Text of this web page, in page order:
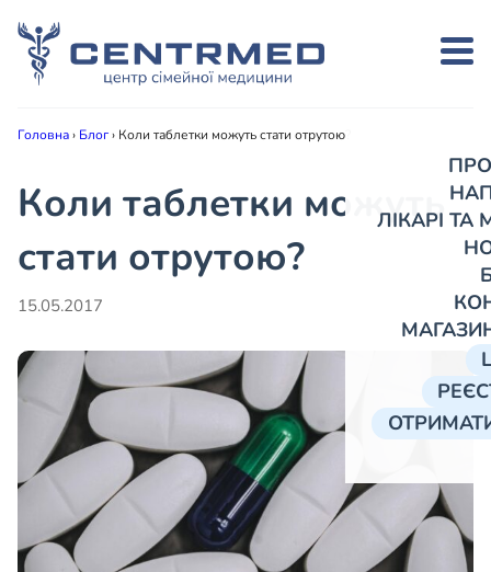
ЛІКАРІ
Головна› Блог› Коли таблетки можуть стати отрутою?
Коли таблетки можуть
стати отрутою?
15.05.2017